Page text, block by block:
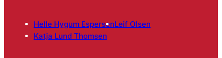
Helle Hygum EspersenLeif Olsen
Katja Lund Thomsen